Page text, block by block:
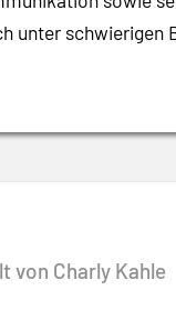
unter schwierigen
von Charly Kahle